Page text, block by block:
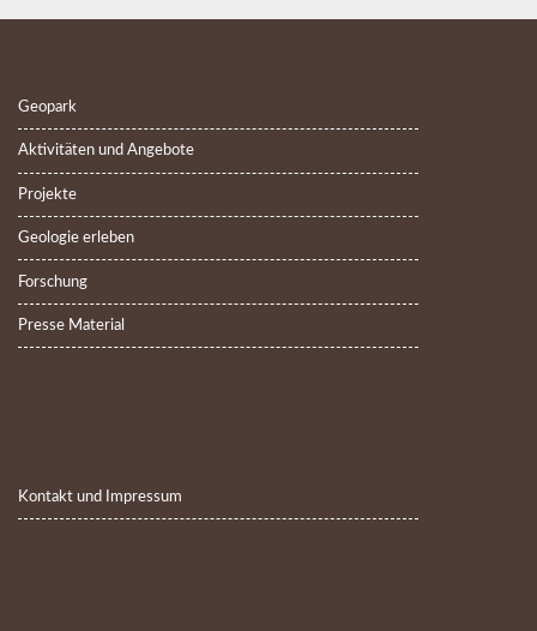
Geopark
Aktivitäten und Angebote
Projekte
Geologie erleben
Forschung
Presse Material
Kontakt und Impressum